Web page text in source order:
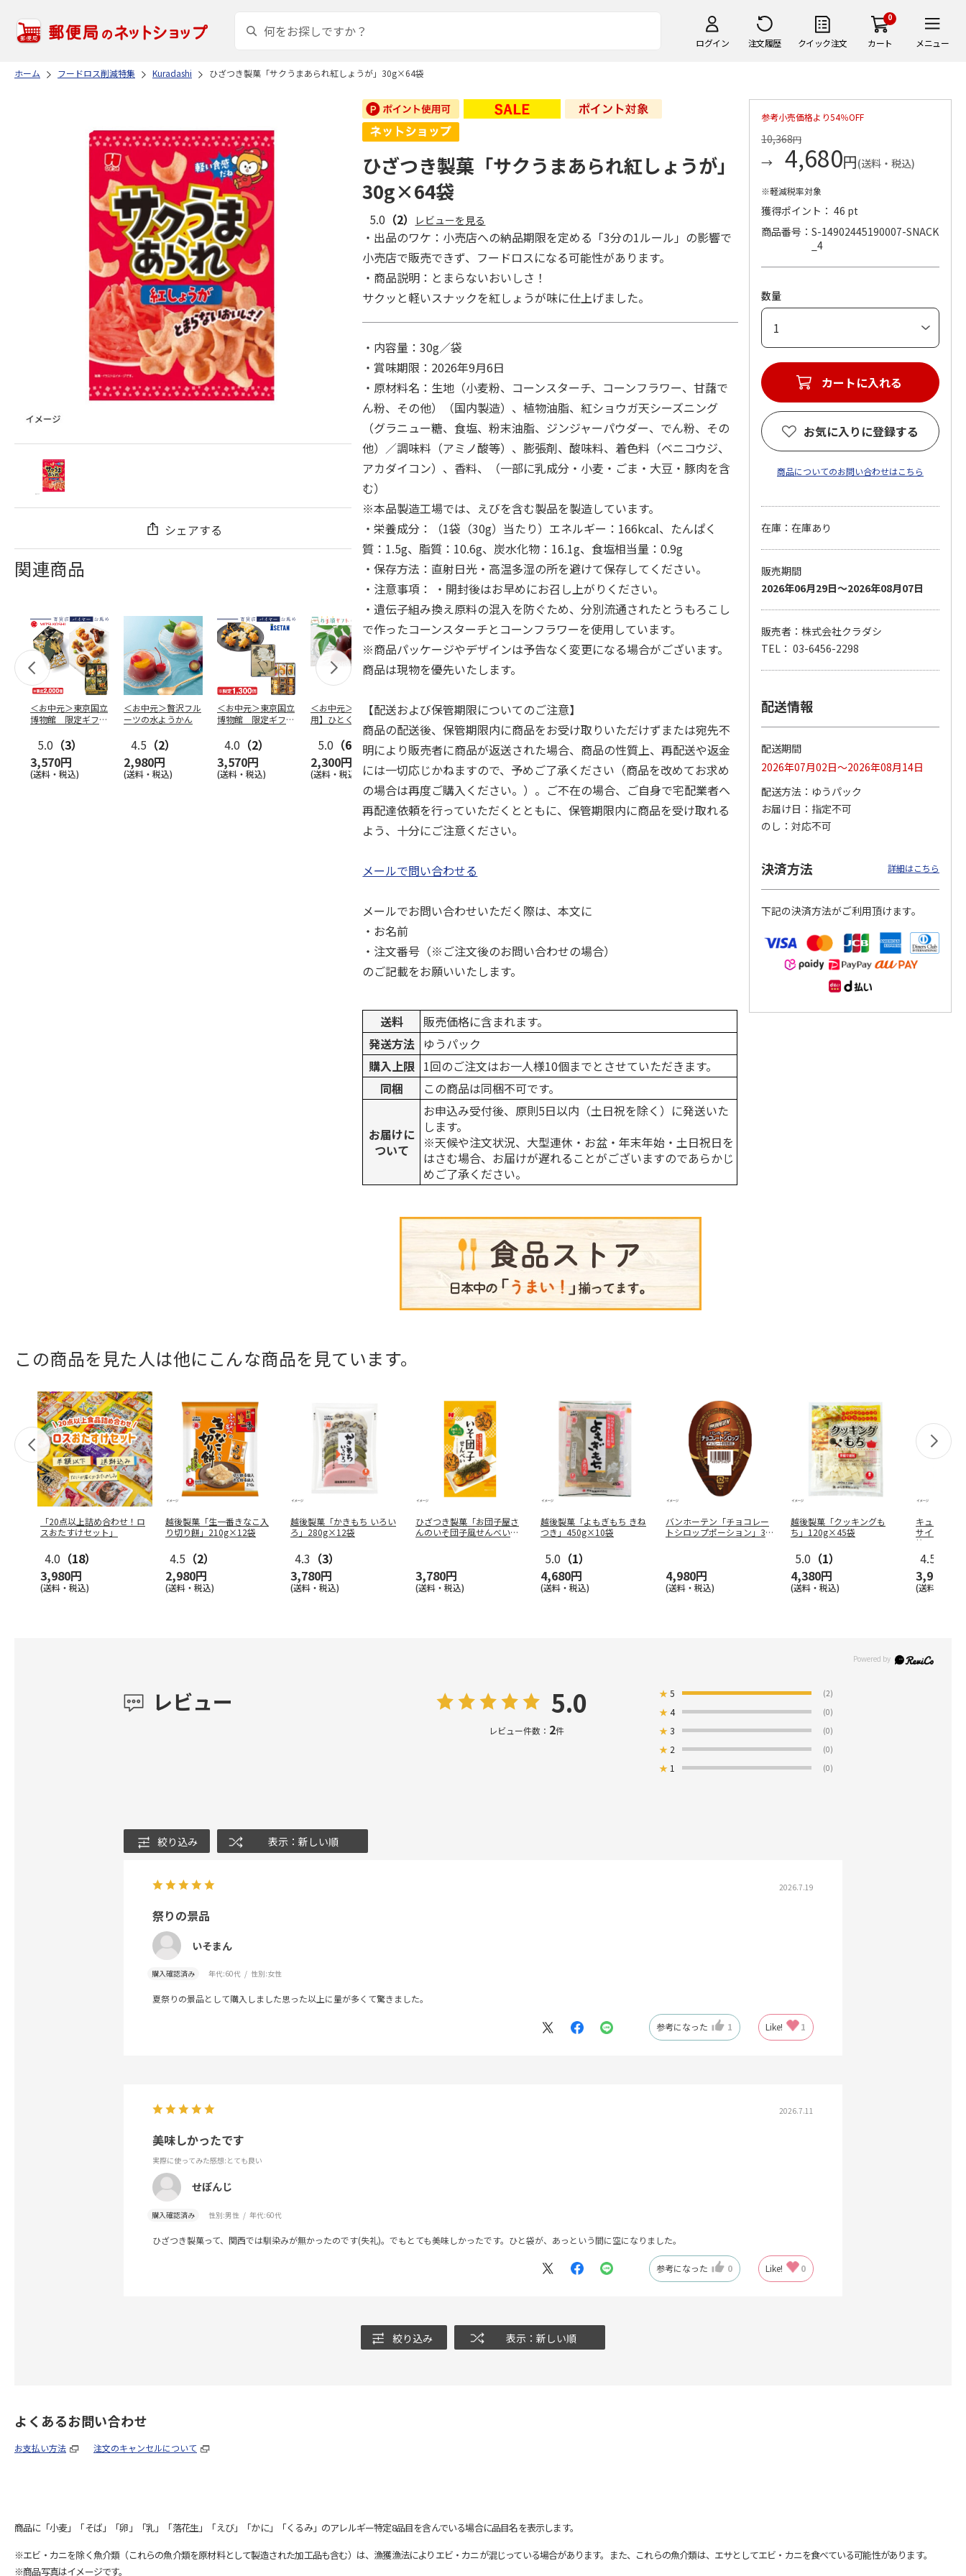
ログイン 注文履歴 クイック注文
0
カート メニュー
ホーム フードロス削減特集 Kuradashi ひざつき製菓「サクうまあられ紅しょうが」30g×64袋
シェアする
関連商品
＜お中元＞東京国立
博物館 限定ギフ
八橋蒔
…
5.0 （3）
3,570円
(送料・税込)
＜お中元＞贅沢フル
ーツの水ようかん
4.5 （2）
2,980円
(送料・税込)
＜お中元＞東京国立
博物館 限定ギフ
図 吉
…
4.0 （2）
3,570円
(送料・税込)
＜お中元＞【お徳
用】ひとくちミニ
水ようかん５０個
（東日本…
5.0 （6）
2,300円
(送料・税込)
【冷凍】北海道 冷
やしぜんざい 3種6
本セット
5.0（3）
4,860円
(送料・税込)
＜お中元＞国産果実
の新食感くずバー
5.0（3）
3,400円
(送料・税込)
万頭＞フルーツ大福
4,640円
(送料・税込)
入
4.0（1）
2,000円
(送料・税込)
＜お中元＞ななこ
4.5（2）
2,160円
(送料・税込)
ん・抹茶わらび餅詰
3,990円
(送料・税込)
ひざつき製菓「サクうまあられ紅しょうが」
30g×64袋
5.0 （2） レビューを見る
・出品のワケ：小売店への納品期限を定める「3分の1ルール」の影響で
小売店で販売できず、フードロスになる可能性があります。
・商品説明：とまらないおいしさ！
サクッと軽いスナックを紅しょうが味に仕上げました。
・内容量：30g／袋
・賞味期限：2026年9月6日
・原材料名：生地（小麦粉、コーンスターチ、コーンフラワー、甘藷で
ん粉、その他）（国内製造）、植物油脂、紅ショウガ天シーズニング
（グラニュー糖、食塩、粉末油脂、ジンジャーパウダー、でん粉、その
他）／調味料（アミノ酸等）、膨張剤、酸味料、着色料（ベニコウジ、
アカダイコン）、香料、（一部に乳成分・小麦・ごま・大豆・豚肉を含
む）
※本品製造工場では、えびを含む製品を製造しています。
・栄養成分：（1袋（30g）当たり）エネルギー：166kcal、たんぱく
質：1.5g、脂質：10.6g、炭水化物：16.1g、食塩相当量：0.9g
・保存方法：直射日光・高温多湿の所を避けて保存してください。
・注意事項： ・開封後はお早めにお召し上がりください。
・遺伝子組み換え原料の混入を防ぐため、分別流通されたとうもろこし
で作ったコーンスターチとコーンフラワーを使用しています。
※商品パッケージやデザインは予告なく変更になる場合がございます。
商品は現物を優先いたします。
【配送および保管期限についてのご注意】
商品の配送後、保管期限内に商品をお受け取りいただけずまたは宛先不
明により販売者に商品が返送された場合、商品の性質上、再配送や返金
には一切応じかねますので、予めご了承ください（商品を改めてお求め
の場合は再度ご購入ください。）。ご不在の場合、ご自身で宅配業者へ
再配達依頼を行っていただくとともに、保管期限内に商品を受け取れる
よう、十分にご注意ください。
メールで問い合わせる
メールでお問い合わせいただく際は、本文に
・お名前
・注文番号（※ご注文後のお問い合わせの場合）
のご記載をお願いいたします。
送料
販売価格に含まれます。
発送方法 ゆうパック
購入上限 1回のご注文はお一人様10個までとさせていただきます。
同梱
この商品は同梱不可です。
お届けに
ついて
お申込み受付後、原則5日以内（土日祝を除く）に発送いた
します。
※天候や注文状況、大型連休・お盆・年末年始・土日祝日を
はさむ場合、お届けが遅れることがございますのであらかじ
めご了承ください。
参考小売価格より54％OFF
10,368円
4,680円(送料・税込)
※軽減税率対象
獲得ポイント： 46 pt
商品番号
S-14902445190007-SNACK
_4
数量
お気に入りに登録する
商品についてのお問い合わせはこちら
在庫：在庫あり
販売期間
2026年06月29日～2026年08月07日
販売者：株式会社クラダシ
TEL： 03-6456-2298
配送情報
配送期間
2026年07月02日～2026年08月14日
配送方法
ゆうパック
お届け日
指定不可
のし
対応不可
決済方法 詳細はこちら
下記の決済方法がご利用頂けます。
この商品を見た人は他にこんな商品を見ています。
「20点以上詰め合わせ！ロ
スおたすけセット」
4.0 （18）
3,980円
(送料・税込)
越後製菓「生一番きなこ入
り切り餅」210g×12袋
4.5 （2）
2,980円
(送料・税込)
越後製菓「かきもち いろい
ろ」280g×12袋
4.3 （3）
3,780円
(送料・税込)
ひざつき製菓「お団子屋さ
んのいそ団子風せんべい」3
3,780円
(送料・税込)
越後製菓「よもぎもち きね
つき」450g×10袋
5.0 （1）
4,680円
(送料・税込)
バンホーテン「チョコレー
トシロップポーション」30
4,980円
(送料・税込)
越後製菓「クッキングも
ち」120g×45袋
5.0 （1）
4,380円
(送料・税込)
キューサイ
サイ青汁（
箱
4.5
3,980円
(送料・税込)
レビュー 5.0
レビュー件数： 2件
★5 (2)
★4 (0)
★3 (0)
★ 2 (0)
★ 1 (0)
絞り込み 表示：新しい順
2026.7.19
祭りの景品
いそまん
購入確認済み 年代:60代 性別:女性
夏祭りの景品として購入しました思った以上に量が多くて驚きました。
参考になった 1 Like! 1
2026.7.11
美味しかったです
実際に使ってみた感想:とても良い
せぽんじ
購入確認済み 性別:男性 年代:60代
ひざつき製菓って、関西では馴染みが無かったのです(失礼)。でもとても美味しかったです。ひと袋が、あっという間に空になりました。
参考になった 0 Like! 0
絞り込み 表示：新しい順
よくあるお問い合わせ
お支払い方法 注文のキャンセルについて
商品に「小麦」「そば」「卵」「乳」「落花生」「えび」「かに」「くるみ」のアレルギー特定8品目を含んでいる場合に品目名を表示します。
※エビ・カニを除く魚介類（これらの魚介類を原材料として製造された加工品も含む）は、漁獲漁法によりエビ・カニが混じっている場合があります。また、これらの魚介類は、エサとしてエビ・カニを食べている可能性があります。
※商品写真はイメージです。